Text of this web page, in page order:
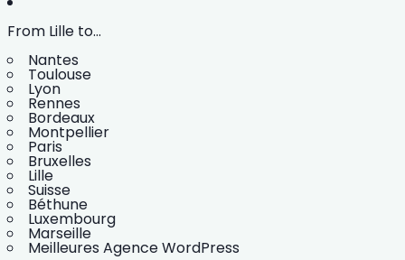
From Lille to...
Nantes
Toulouse
Lyon
Rennes
Bordeaux
Montpellier
Paris
Bruxelles
Lille
Suisse
Béthune
Luxembourg
Marseille
Meilleures Agence WordPress